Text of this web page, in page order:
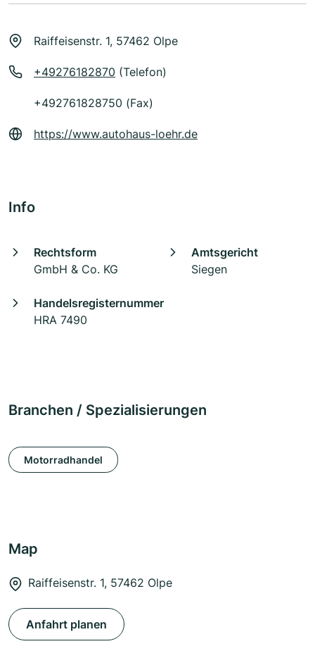
Raiffeisenstr. 1, 57462 Olpe
+49276182870 (Telefon)
+492761828750 (Fax)
https://www.autohaus-loehr.de
Info
Rechtsform
GmbH & Co. KG
Amtsgericht
Siegen
Handelsregisternummer
HRA 7490
Branchen / Spezialisierungen
Motorradhandel
Map
Raiffeisenstr. 1, 57462 Olpe
Anfahrt planen